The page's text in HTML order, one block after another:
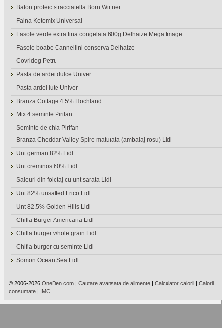
Baton proteic stracciatella Born Winner
Faina Ketomix Universal
Fasole verde extra fina congelata 600g Delhaize Mega Image
Fasole boabe Cannellini conserva Delhaize
Covridog Petru
Pasta de ardei dulce Univer
Pasta ardei iute Univer
Branza Cottage 4.5% Hochland
Mix 4 seminte Pirifan
Seminte de chia Pirifan
Branza Cheddar Valley Spire maturata (ambalaj rosu) Lidl
Unt german 82% Lidl
Unt creminos 60% Lidl
Saleuri din foietaj cu unt sarata Lidl
Unt 82% unsalted Frico Lidl
Unt 82.5% Golden Hills Lidl
Chifla Burger Americana Lidl
Chifla burger whole grain Lidl
Chifla burger cu seminte Lidl
Somon Ocean Sea Lidl
© 2006-2026 OneDen.com | Cautare avansata de alimente | Calculator calorii | Calorii
consumate | IMC